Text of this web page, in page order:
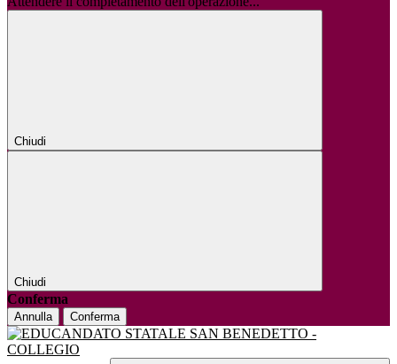
Chiudi
Chiudi
Conferma
Annulla Conferma